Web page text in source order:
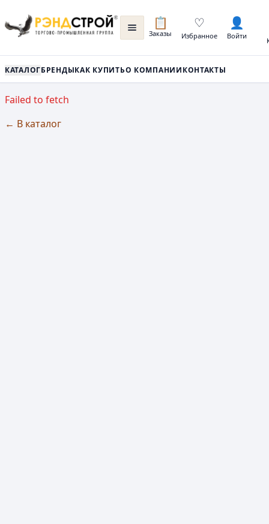
📋
Заказы
♡
Избранное
👤
Войти
КАТАЛОГБРЕНДЫКАК КУПИТЬО КОМПАНИИКОНТАКТЫ
Failed to fetch
← В каталог